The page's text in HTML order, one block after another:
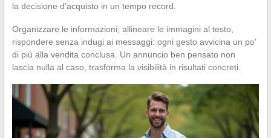
la decisione d’acquisto in un tempo record.
Organizzare le informazioni, allineare le immagini al testo,
rispondere senza indugi ai messaggi: ogni gesto avvicina un po’
di più alla vendita conclusa. Un annuncio ben pensato non
lascia nulla al caso, trasforma la visibilità in risultati concreti.